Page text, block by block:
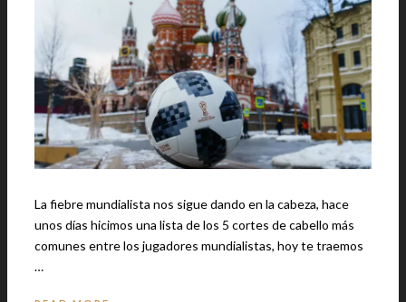
La fiebre mundialista nos sigue dando en la cabeza, hace
unos días hicimos una lista de los 5 cortes de cabello más
comunes entre los jugadores mundialistas, hoy te traemos
…